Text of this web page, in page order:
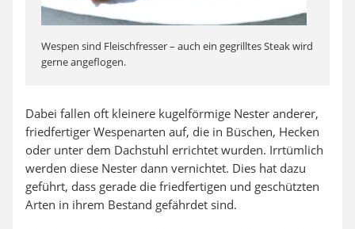
Wespen sind Fleischfresser – auch ein gegrilltes Steak wird
gerne angeflogen.
Dabei fallen oft kleinere kugelförmige Nester anderer,
friedfertiger Wespenarten auf, die in Büschen, Hecken
oder unter dem Dachstuhl errichtet wurden. Irrtümlich
werden diese Nester dann vernichtet. Dies hat dazu
geführt, dass gerade die friedfertigen und geschützten
Arten in ihrem Bestand gefährdet sind.